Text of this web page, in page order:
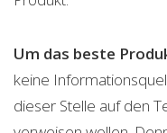
Um das beste
keine
dieser Stelle auf den